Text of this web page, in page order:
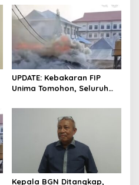
Laporan Dugaan Korupsi
Dana Desa
UPDATE: Kebakaran FIP
Unima Tomohon, Seluruh
Terbakar
Kepala BGN Ditangkap,